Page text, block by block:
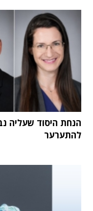
הנחת היסוד שעליה
להתערער